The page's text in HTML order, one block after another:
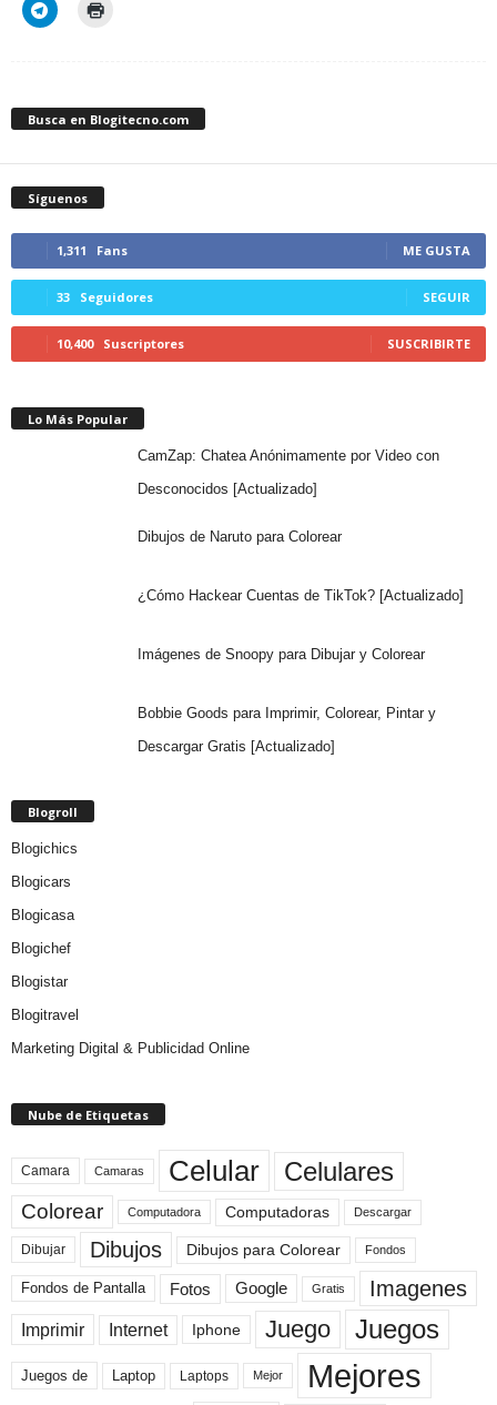
Busca en Blogitecno.com
Síguenos
1,311 Fans ME GUSTA
33 Seguidores SEGUIR
10,400 Suscriptores SUSCRIBIRTE
Lo Más Popular
CamZap: Chatea Anónimamente por Video con
Desconocidos [Actualizado]
Dibujos de Naruto para Colorear
¿Cómo Hackear Cuentas de TikTok? [Actualizado]
Imágenes de Snoopy para Dibujar y Colorear
Bobbie Goods para Imprimir, Colorear, Pintar y
Descargar Gratis [Actualizado]
Blogroll
Blogichics
Blogicars
Blogicasa
Blogichef
Blogistar
Blogitravel
Marketing Digital & Publicidad Online
Nube de Etiquetas
Camara Camaras Celular Celulares
Colorear Computadora Computadoras Descargar
Dibujar Dibujos Dibujos para Colorear Fondos
Fondos de Pantalla Fotos Google Gratis Imagenes
Imprimir Internet Iphone Juego Juegos
Juegos de Laptop Laptops Mejor Mejores